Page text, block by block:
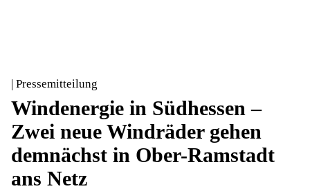
| Pressemitteilung
Windenergie in Südhessen –
Zwei neue Windräder gehen
demnächst in Ober-Ramstadt
ans Netz